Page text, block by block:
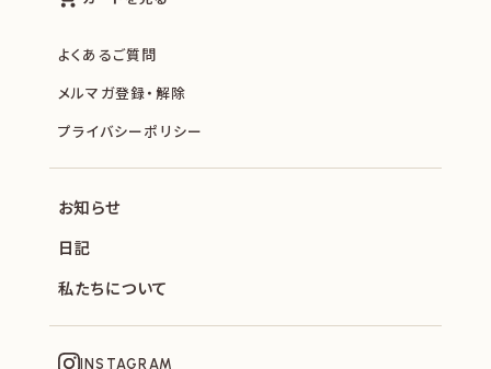
よくあるご質問
メルマガ登録・解除
プライバシーポリシー
お知らせ
日記
私たちについて
INSTAGRAM